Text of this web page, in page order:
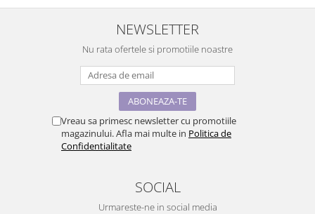
NEWSLETTER
Nu rata ofertele si promotiile noastre
Vreau sa primesc newsletter cu promotiile
magazinului. Afla mai multe in Politica de
Confidentialitate
SOCIAL
Urmareste-ne in social media